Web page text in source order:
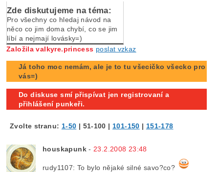
Zde diskutujeme na téma:
Pro všechny co hledaj návod na
něco co jim doma chybí, co se jim
líbí a nejmají lovásky=)
Založila valkyre.princess poslat vzkaz
Já toho moc nemám, ale je to tu všecičko všecko pro
vás=)
Do diskuse smí přispívat jen registrovaní a
přihlášení punkeři.
Zvolte stranu: 1-50 | 51-100 | 101-150 | 151-178
houskapunk- 23.2.2008 23:48
rudy1107: To bylo nějaké silné savo?co?